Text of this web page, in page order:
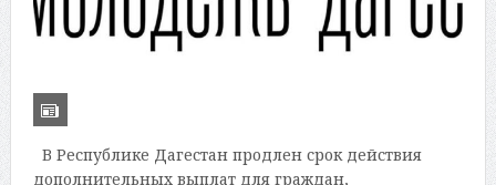
В Республике Дагестан продлен срок действия
дополнительных выплат для граждан,